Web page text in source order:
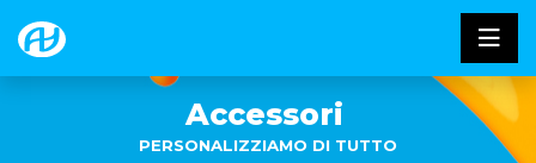
Accessori
PERSONALIZZIAMO DI TUTTO